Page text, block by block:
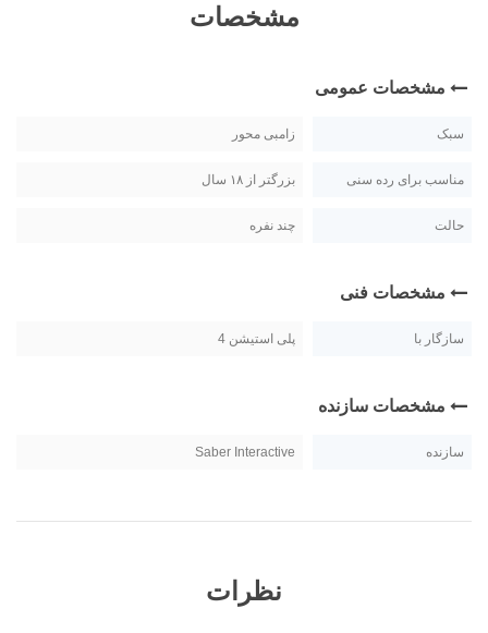
مشخصات
مشخصات عمومی
سبک زامبی محور
مناسب برای رده سنی بزرگتر از ۱۸ سال
حالت چند نفره
مشخصات فنی
سازگار با پلی استیشن 4
مشخصات سازنده
سازنده Saber Interactive
نظرات